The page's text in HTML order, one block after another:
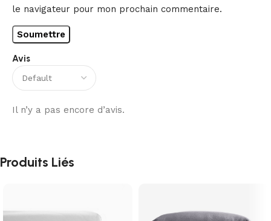
Avis
Il n’y a pas encore d’avis.
le navigateur pour mon prochain commentaire.
Produits Liés